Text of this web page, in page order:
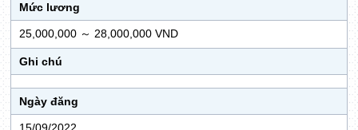
Mức lương
25,000,000 ～ 28,000,000 VND
Ghi chú
Ngày đăng